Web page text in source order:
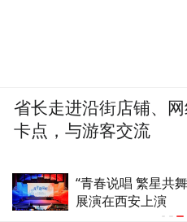
“青春说唱 繁星共
展演在西安上演
省长走进沿街店铺、
卡点，与游客交流